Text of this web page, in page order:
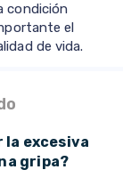
condición
el
de vida.
excesiva
gripa?